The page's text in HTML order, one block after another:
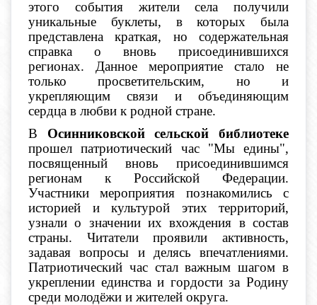
этого события жители села получили
уникальные буклеты, в которых была
представлена краткая, но содержательная
справка о вновь присоединившихся
регионах. Данное мероприятие стало не
только просветительским, но и
укрепляющим связи и объединяющим
сердца в любви к родной стране.
В Осинниковской сельской библиотеке
прошел патриотический час "Мы едины",
посвященный вновь присоединившимся
регионам к Российской Федерации.
Участники мероприятия познакомились с
историей и культурой этих территорий,
узнали о значении их вхождения в состав
страны. Читатели проявили активность,
задавая вопросы и делясь впечатлениями.
Патриотический час стал важным шагом в
укреплении единства и гордости за Родину
среди молодёжи и жителей округа.